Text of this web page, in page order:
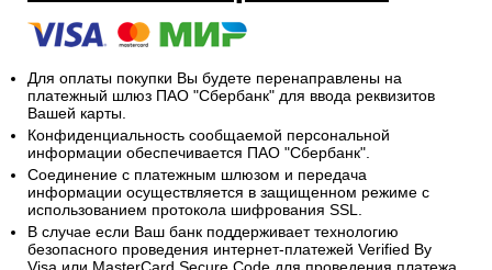
2. Банковской картой онлайн
Для оплаты покупки Вы будете перенаправлены на
платежный шлюз ПАО "Сбербанк" для ввода реквизитов
Вашей карты.
Конфиденциальность сообщаемой персональной
информации обеспечивается ПАО "Сбербанк".
Соединение с платежным шлюзом и передача
информации осуществляется в защищенном режиме с